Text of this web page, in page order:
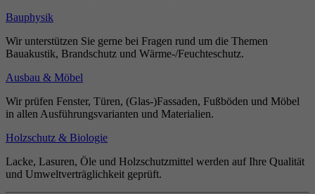
Bauphysik
Wir unterstützen Sie gerne bei Fragen rund um die Themen
Bauakustik, Brandschutz und Wärme-/Feuchteschutz.
Ausbau & Möbel
Wir prüfen Fenster, Türen, (Glas-)Fassaden, Fußböden und Möbel
in allen Ausführungsvarianten und Materialien.
Holzschutz & Biologie
Lacke, Lasuren, Öle und Holzschutzmittel werden auf Ihre Qualität
und Umweltverträglichkeit geprüft.